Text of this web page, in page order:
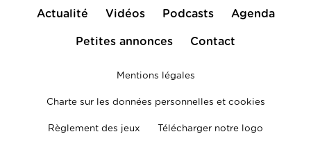
Actualité Vidéos Podcasts Agenda
Petites annonces Contact
Mentions légales
Charte sur les données personnelles et cookies
Règlement des jeux Télécharger notre logo